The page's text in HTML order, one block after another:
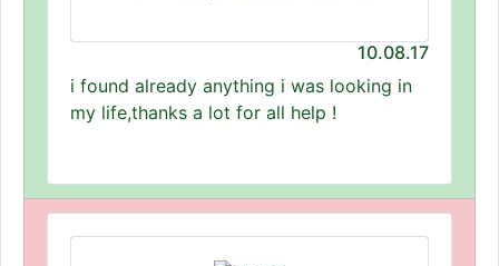
10.08.17
i found already anything i was looking in
my life,thanks a lot for all help !